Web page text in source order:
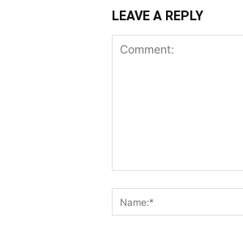
LEAVE A REPLY